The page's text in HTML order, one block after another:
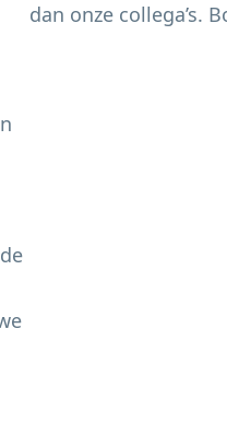
dan onze collega’s.